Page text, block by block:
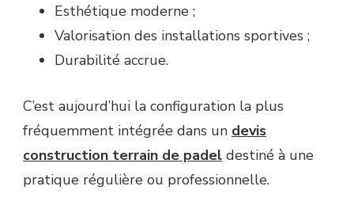
Esthétique moderne ;
Valorisation des installations sportives ;
Durabilité accrue.
C’est aujourd’hui la configuration la plus
fréquemment intégrée dans un devis
construction terrain de padel destiné à une
pratique régulière ou professionnelle.